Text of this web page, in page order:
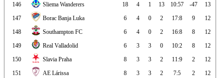
146
Sliema Wanderers 18 4 1 13 10:57 -47
13
147
Borac Banja Luka 6 4 0 2 17:8 9
12
148
Southampton FC 6 4 0 2 16:8 8
12
149
Real Valladolid 6 3 3 0 10:2 8
12
150
Slavia Praha 8 3 3 2 11:9 2
12
151
AE Lárissa 8 3 3 2 7:5 2
12